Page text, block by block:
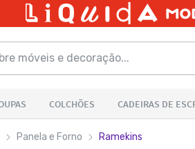
Panela e Forno Ramekins